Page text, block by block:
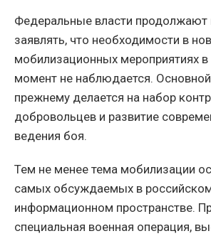
Федеральные власти продолжают
заявлять, что необходимости в
мобилизационных мероприятиях
момент не наблюдается.
прежнему делается на набор
добровольцев и развитие
ведения боя.
Тем не менее тема мобилизации
самых обсуждаемых в
информационном пространстве.
специальная военная операция,